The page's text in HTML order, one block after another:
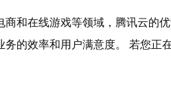
和在线游戏等领域，腾讯云的
的效率和用户满意度。 若您正